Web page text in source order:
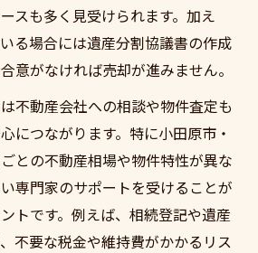
スも多く見受けられます。加え
る場合には遺産分割協議書の作成
意がなければ売却が進みません。
不動産会社への相談や物件査定も
につながります。特に小田原市・
との不動産相場や物件特性が異な
専門家のサポートを受けることが
トです。例えば、相続登記や遺産
不要な税金や維持費がかかるリス